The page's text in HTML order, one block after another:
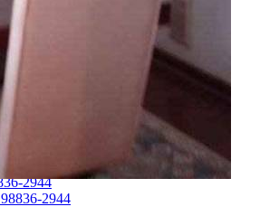
Imobiliários
index.php/
Fontão, 6-33 - Bauru/SP
5872
2944
98836-2944